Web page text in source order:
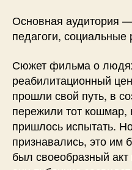
Основная аудитория
педагоги, социальные
Сюжет фильма о
реабилитационный
прошли свой путь, в
пережили тот кошмар,
пришлось испытать.
признавались, это им
был своеобразный